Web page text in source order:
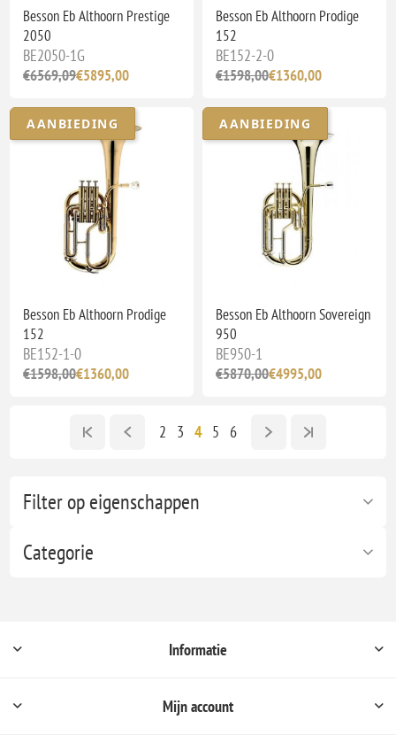
Filter op eigenschappen
Categorie
Besson Eb Althoorn Prestige
2050
BE2050-1G
€6569,09€5895,00
Besson Eb Althoorn Prodige
152
BE152-2-0
€1598,00€1360,00
AANBIEDING
Besson Eb Althoorn Prodige
152
BE152-1-0
€1598,00€1360,00
AANBIEDING
Besson Eb Althoorn Sovereign
950
BE950-1
€5870,00€4995,00
2 3 4 5 6
Informatie
Mijn account